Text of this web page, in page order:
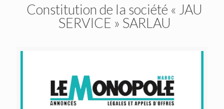
Constitution de la société « JAU
SERVICE » SARLAU